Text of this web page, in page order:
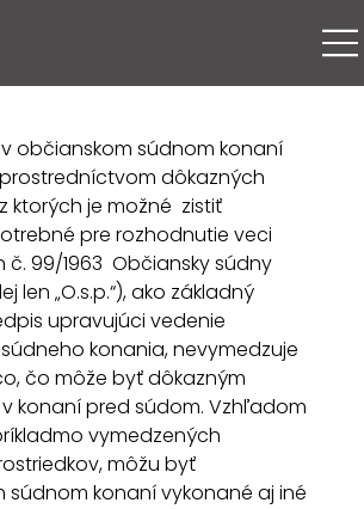
listiny
občianskom súdnom konaní
dôkazných
ktorých je možné  zistiť
pre rozhodnutie veci
č. 99/1963  Občiansky súdny
len „O.s.p.“), ako základný
upravujúci vedenie
konania, nevymedzuje
čo môže byť dôkazným
konaní pred súdom. Vzhľadom
vymedzených
môžu byť
súdnom konaní vykonané aj iné